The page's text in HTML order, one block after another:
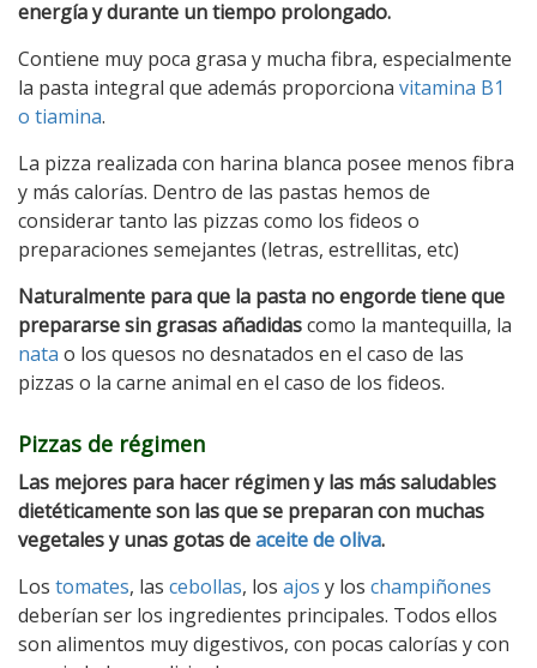
energía y durante un tiempo prolongado.
Contiene muy poca grasa y mucha fibra, especialmente
la pasta integral que además proporciona vitamina B1
o tiamina.
La pizza realizada con harina blanca posee menos fibra
y más calorías. Dentro de las pastas hemos de
considerar tanto las pizzas como los fideos o
preparaciones semejantes (letras, estrellitas, etc)
Naturalmente para que la pasta no engorde tiene que
prepararse sin grasas añadidascomo la mantequilla, la
nata o los quesos no desnatados en el caso de las
pizzas o la carne animal en el caso de los fideos.
Pizzas de régimen
Las mejores para hacer régimen y las más saludables
dietéticamente son las que se preparan con muchas
vegetales y unas gotas deaceite de oliva.
Los tomates, las cebollas, los ajos y los champiñones
deberían ser los ingredientes principales. Todos ellos
son alimentos muy digestivos, con pocas calorías y con